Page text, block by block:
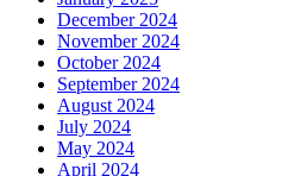
December 2024
November 2024
October 2024
September 2024
August 2024
July 2024
May 2024
April 2024